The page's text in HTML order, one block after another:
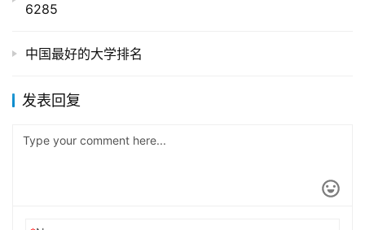
6285
中国最好的大学排名
发表回复